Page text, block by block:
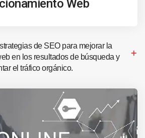
Web
de SEO para mejorar la
en los resultados de búsqueda y
el tráfico orgánico.